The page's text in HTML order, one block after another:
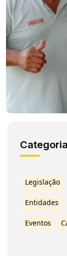
Legislação
Entidades
Eventos